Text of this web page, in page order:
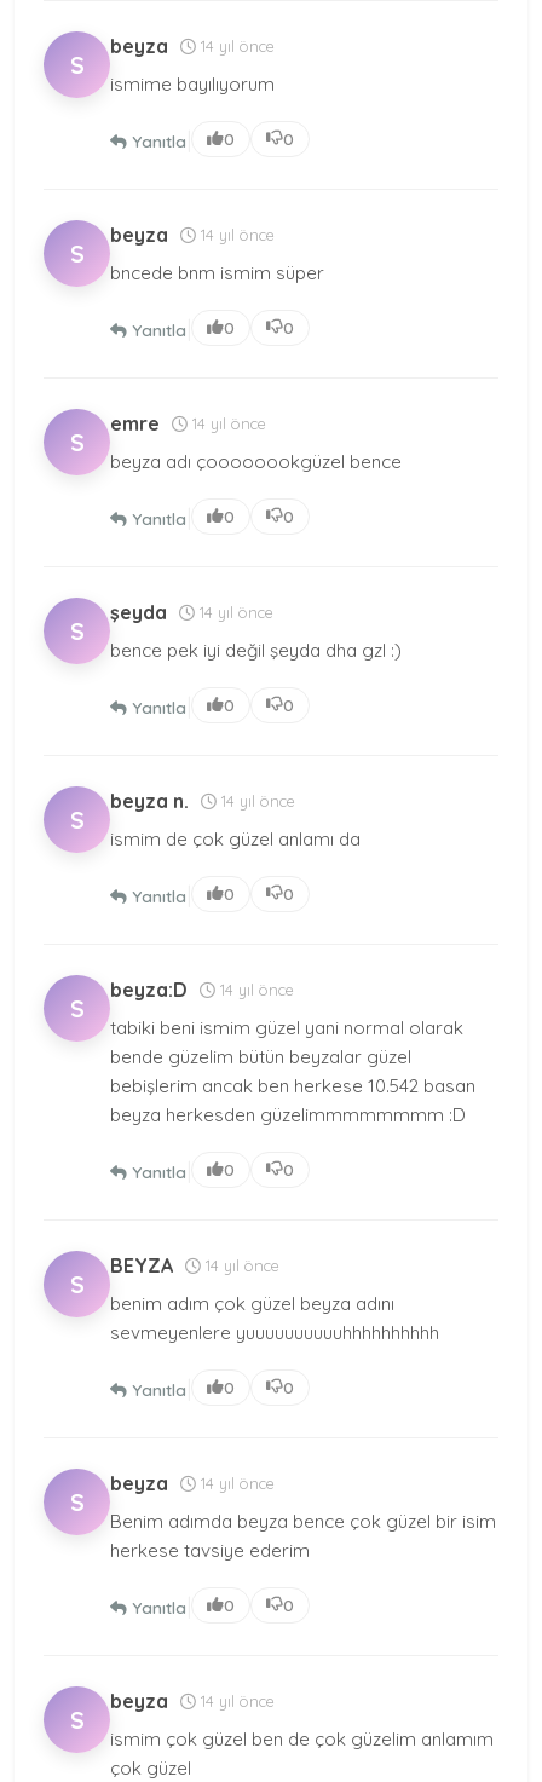
S
beyza 14 yıl önce
ismime bayılıyorum
Yanıtla 0 0
S
beyza 14 yıl önce
bncede bnm ismim süper
Yanıtla 0 0
S
emre 14 yıl önce
beyza adı çoooooookgüzel bence
Yanıtla 0 0
S
şeyda 14 yıl önce
bence pek iyi değil şeyda dha gzl :)
Yanıtla 0 0
S
beyza n. 14 yıl önce
ismim de çok güzel anlamı da
Yanıtla 0 0
S
beyza:D 14 yıl önce
tabiki beni ismim güzel yani normal olarak
bende güzelim bütün beyzalar güzel
bebişlerim ancak ben herkese 10.542 basan
beyza herkesden güzelimmmmmmmm :D
Yanıtla 0 0
S
BEYZA 14 yıl önce
benim adım çok güzel beyza adını
sevmeyenlere yuuuuuuuuuuhhhhhhhhhh
Yanıtla 0 0
S
beyza 14 yıl önce
Benim adımda beyza bence çok güzel bir isim
herkese tavsiye ederim
Yanıtla 0 0
S
beyza 14 yıl önce
ismim çok güzel ben de çok güzelim anlamım
çok güzel